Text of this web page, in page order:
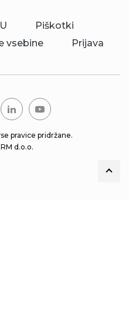
Piškotki
vsebine
Prijava
pravice pridržane.
d.o.o.